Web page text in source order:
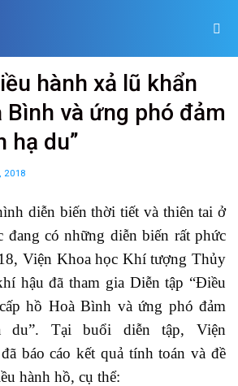
hành xả lũ khẩn
Bình và ứng phó đảm
hạ du”
2018
diễn biến thời tiết và thiên tai ở
đang có những diễn biến rất phức
Viện Khoa học Khí tượng Thủy
hậu đã tham gia Diễn tập “Điều
hồ Hoà Bình và ứng phó đảm
du”. Tại buổi diễn tập, Viện
báo cáo kết quả tính toán và đề
hành hồ, cụ thể: